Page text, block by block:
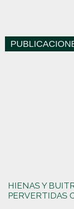
HIENAS Y
PERVERTIDAS